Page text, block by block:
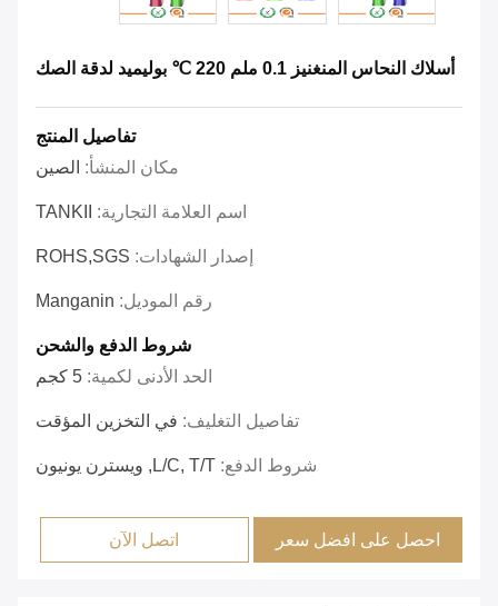
أسلاك النحاس المنغنيز 0.1 ملم 220 ℃ بوليميد لدقة الصك
تفاصيل المنتج
مكان المنشأ: الصين
اسم العلامة التجارية: TANKII
إصدار الشهادات: ROHS,SGS
رقم الموديل: Manganin
شروط الدفع والشحن
الحد الأدنى لكمية: 5 كجم
تفاصيل التغليف: في التخزين المؤقت
شروط الدفع: L/C, T/T, ويسترن يونيون
احصل على افضل سعر اتصل الآن